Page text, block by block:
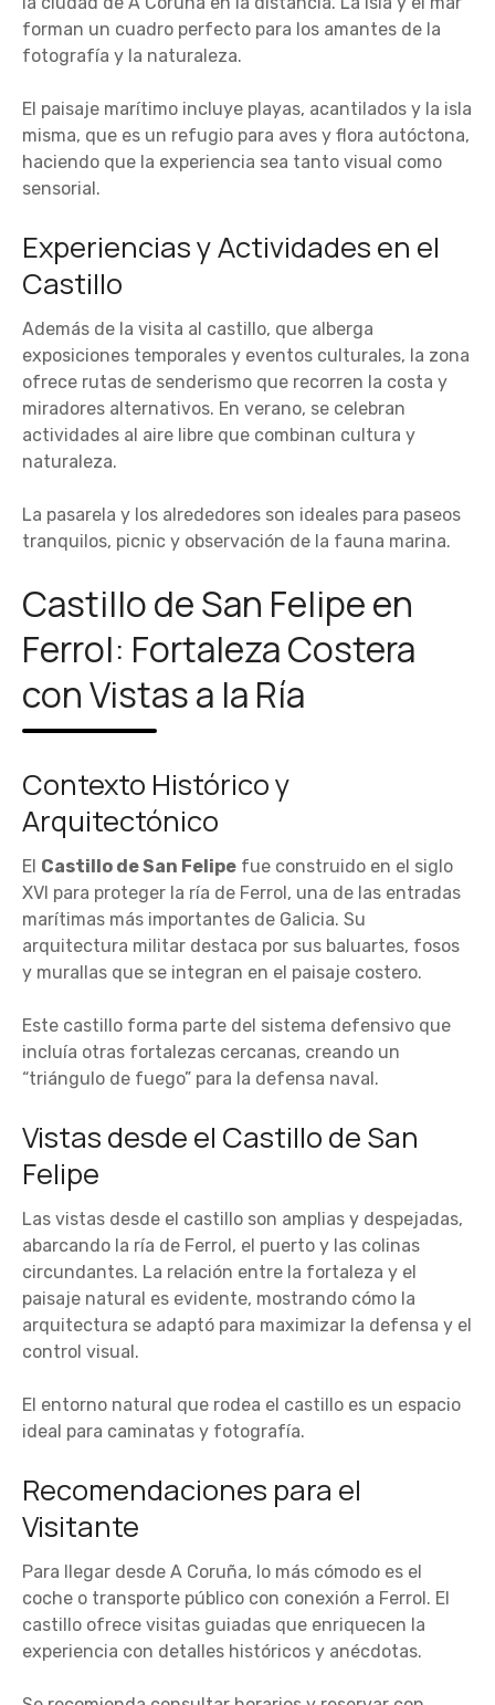
forman un cuadro perfecto para los amantes de la
fotografía y la naturaleza.
El paisaje marítimo incluye playas, acantilados y la isla
misma, que es un refugio para aves y flora autóctona,
haciendo que la experiencia sea tanto visual como
sensorial.
Experiencias y Actividades en el
Castillo
Además de la visita al castillo, que alberga
exposiciones temporales y eventos culturales, la zona
ofrece rutas de senderismo que recorren la costa y
miradores alternativos. En verano, se celebran
actividades al aire libre que combinan cultura y
naturaleza.
La pasarela y los alrededores son ideales para paseos
tranquilos, picnic y observación de la fauna marina.
Castillo de San Felipe en
Ferrol: Fortaleza Costera
con Vistas a la Ría
Contexto Histórico y
Arquitectónico
El Castillo de San Felipe fue construido en el siglo
XVI para proteger la ría de Ferrol, una de las entradas
marítimas más importantes de Galicia. Su
arquitectura militar destaca por sus baluartes, fosos
y murallas que se integran en el paisaje costero.
Este castillo forma parte del sistema defensivo que
incluía otras fortalezas cercanas, creando un
“triángulo de fuego” para la defensa naval.
Vistas desde el Castillo de San
Felipe
Las vistas desde el castillo son amplias y despejadas,
abarcando la ría de Ferrol, el puerto y las colinas
circundantes. La relación entre la fortaleza y el
paisaje natural es evidente, mostrando cómo la
arquitectura se adaptó para maximizar la defensa y el
control visual.
El entorno natural que rodea el castillo es un espacio
ideal para caminatas y fotografía.
Recomendaciones para el
Visitante
Para llegar desde A Coruña, lo más cómodo es el
coche o transporte público con conexión a Ferrol. El
castillo ofrece visitas guiadas que enriquecen la
experiencia con detalles históricos y anécdotas.